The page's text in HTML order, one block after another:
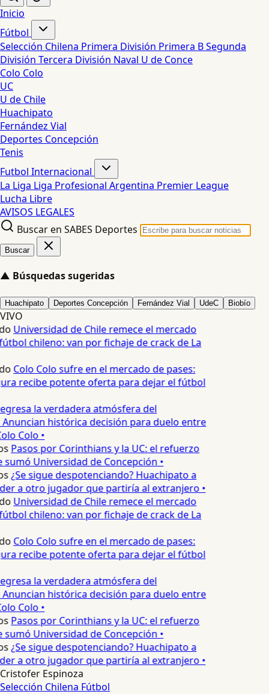
Inicio
Fútbol
Selección Chilena Primera División Primera BSegunda
División Tercera División Naval U de Conce
Colo Colo
UC
U de Chile
Huachipato
Fernández Vial
Deportes Concepción
Tenis
Futbol Internacional
La Liga Liga Profesional Argentina Premier League
Lucha Libre
AVISOS LEGALES
Buscar en SABES Deportes
Buscar
▲ Búsquedas sugeridas
Huachipato Deportes Concepción Fernández Vial UdeC Biobío
VIVO
Universidad de Chile remece el mercado
chileno: van por fichaje de crack de La
Colo Colo sufre en el mercado de pases:
recibe potente oferta para dejar el fútbol
la verdadera atmósfera del
histórica decisión para duelo entre
Colo •
Pasos por Corinthians y la UC: el refuerzo
Universidad de Concepción •
¿Se sigue despotenciando? Huachipato a
a otro jugador que partiría al extranjero •
Universidad de Chile remece el mercado
chileno: van por fichaje de crack de La
Colo Colo sufre en el mercado de pases:
recibe potente oferta para dejar el fútbol
la verdadera atmósfera del
histórica decisión para duelo entre
Colo •
Pasos por Corinthians y la UC: el refuerzo
Universidad de Concepción •
¿Se sigue despotenciando? Huachipato a
a otro jugador que partiría al extranjero •
Cristofer Espinoza
Selección Chilena Fútbol